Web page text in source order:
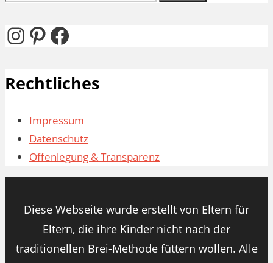
Instagram
Pinterest
Facebook
Rechtliches
Impressum
Datenschutz
Offenlegung & Transparenz
Diese Webseite wurde erstellt von Eltern für
Eltern, die ihre Kinder nicht nach der
traditionellen Brei-Methode füttern wollen. Alle